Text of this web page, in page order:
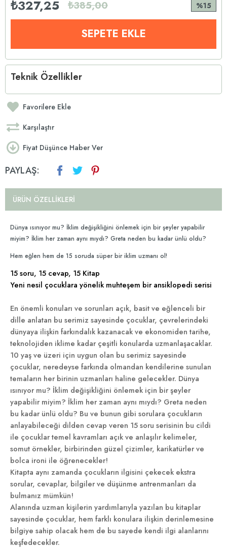
₺385,00
₺327,25 15
Teknik Özellikler
Favorilere Ekle
Karşılaştır
Fiyat Düşünce Haber Ver
PAYLAŞ:
ÜRÜN ÖZELLIKLERI
Dünya ısınıyor mu? İklim değişikliğini önlemek için bir şeyler yapabilir
miyim? İklim her zaman aynı mıydı? Greta neden bu kadar ünlü oldu?
Hem eğlen hem de 15 soruda süper bir iklim uzmanı ol!
15 soru, 15 cevap, 15 Kitap
Yeni nesil çocuklara yönelik muhteşem bir ansiklopedi serisi
En önemli konuları ve sorunları açık, basit ve eğlenceli bir
dille anlatan bu serimiz sayesinde çocuklar, çevrelerindeki
dünyaya ilişkin farkındalık kazanacak ve ekonomiden tarihe,
teknolojiden iklime kadar çeşitli konularda uzmanlaşacaklar.
10 yaş ve üzeri için uygun olan bu serimiz sayesinde
çocuklar, neredeyse farkında olmandan kendilerine sunulan
temaların her birinin uzmanları haline gelecekler. Dünya
ısınıyor mu? İklim değişikliğini önlemek için bir şeyler
yapabilir miyim? İklim her zaman aynı mıydı? Greta neden
bu kadar ünlü oldu? Bu ve bunun gibi sorulara çocukların
anlayabileceği dilden cevap veren 15 soru serisinin bu cildi
ile çocuklar temel kavramları açık ve anlaşılır kelimeler,
somut örnekler, birbirinden güzel çizimler, karikatürler ve
bolca ironi ile öğrenecekler!
Kitapta aynı zamanda çocukların ilgisini çekecek ekstra
sorular, cevaplar, bilgiler ve düşünme antrenmanları da
bulmanız mümkün!
Alanında uzman kişilerin yardımlarıyla yazılan bu kitaplar
sayesinde çocuklar, hem farklı konulara ilişkin derinlemesine
bilgiye sahip olacak hem de bu sayede kendi ilgi alanlarını
keşfedecekler.